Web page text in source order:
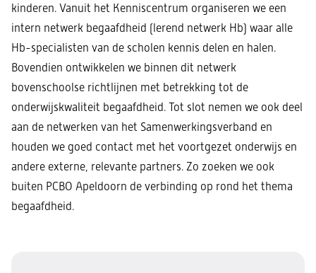
kinderen. Vanuit het Kenniscentrum organiseren we een
intern netwerk begaafdheid (lerend netwerk Hb) waar alle
Hb-specialisten van de scholen kennis delen en halen.
Bovendien ontwikkelen we binnen dit netwerk
bovenschoolse richtlijnen met betrekking tot de
onderwijskwaliteit begaafdheid. Tot slot nemen we ook deel
aan de netwerken van het Samenwerkingsverband en
houden we goed contact met het voortgezet onderwijs en
andere externe, relevante partners. Zo zoeken we ook
buiten PCBO Apeldoorn de verbinding op rond het thema
begaafdheid.